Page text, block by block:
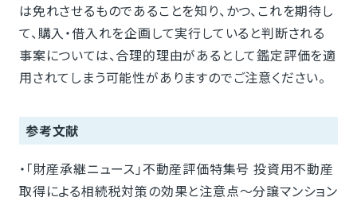
は免れさせるものであることを知り、かつ、これを期待し
て、購入・借入れを企画して実行していると判断される
事案については、合理的理由があるとして鑑定評価を適
用されてしまう可能性がありますのでご注意ください。
参考文献
・「財産承継ニュース」不動産評価特集号 投資用不動産
取得による相続税対策の効果と注意点～分譲マンション